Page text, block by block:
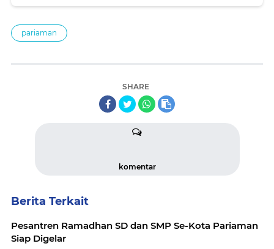
pariaman
SHARE
komentar
Berita Terkait
Pesantren Ramadhan SD dan SMP Se-Kota Pariaman
Siap Digelar